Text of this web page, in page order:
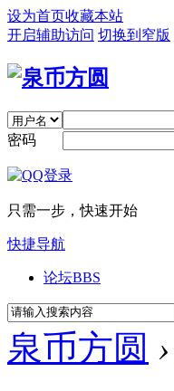
设为首页收藏本站
开启辅助访问 切换到窄版
密码
只需一步，快速开始
快捷导航
论坛BBS
泉币方圆 ›